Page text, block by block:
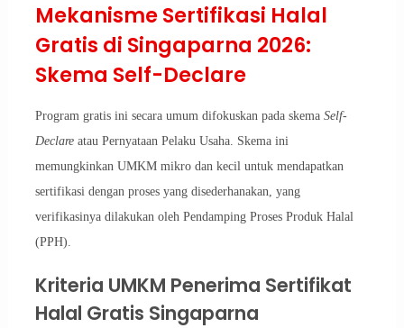
Mekanisme Sertifikasi Halal
Gratis di Singaparna 2026:
Skema Self-Declare
Program gratis ini secara umum difokuskan pada skema Self-
Declareatau Pernyataan Pelaku Usaha. Skema ini
memungkinkan UMKM mikro dan kecil untuk mendapatkan
sertifikasi dengan proses yang disederhanakan, yang
verifikasinya dilakukan oleh Pendamping Proses Produk Halal
(PPH).
Kriteria UMKM Penerima Sertifikat
Halal Gratis Singaparna